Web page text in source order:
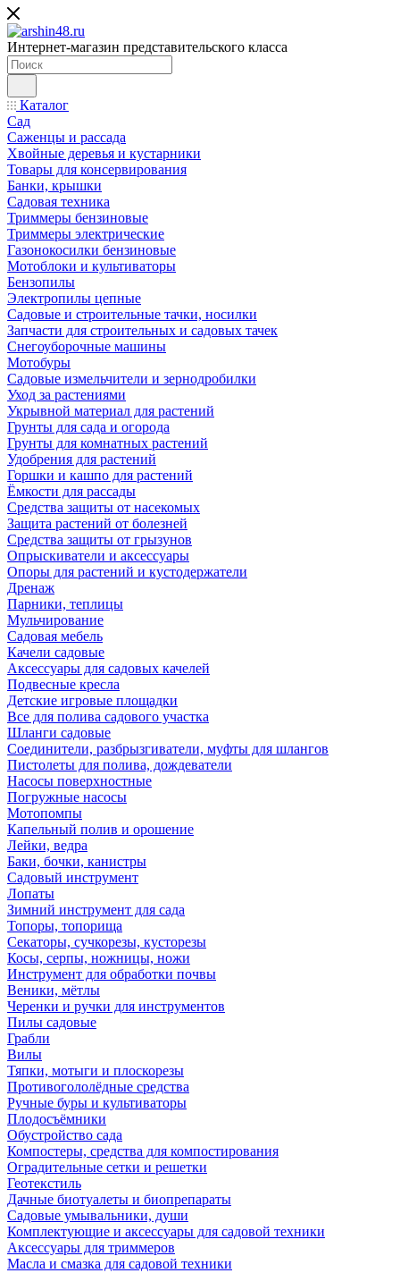
Интернет-магазин представительского класса
Каталог
Сад
Саженцы и рассада
Хвойные деревья и кустарники
Товары для консервирования
Банки, крышки
Садовая техника
Триммеры бензиновые
Триммеры электрические
Газонокосилки бензиновые
Мотоблоки и культиваторы
Бензопилы
Электропилы цепные
Садовые и строительные тачки, носилки
Запчасти для строительных и садовых тачек
Снегоуборочные машины
Мотобуры
Садовые измельчители и зернодробилки
Уход за растениями
Укрывной материал для растений
Грунты для сада и огорода
Грунты для комнатных растений
Удобрения для растений
Горшки и кашпо для растений
Ёмкости для рассады
Средства защиты от насекомых
Защита растений от болезней
Средства защиты от грызунов
Опрыскиватели и аксессуары
Опоры для растений и кустодержатели
Дренаж
Парники, теплицы
Мульчирование
Садовая мебель
Качели садовые
Аксессуары для садовых качелей
Подвесные кресла
Детские игровые площадки
Все для полива садового участка
Шланги садовые
Соединители, разбрызгиватели, муфты для шлангов
Пистолеты для полива, дождеватели
Насосы поверхностные
Погружные насосы
Мотопомпы
Капельный полив и орошение
Лейки, ведра
Баки, бочки, канистры
Садовый инструмент
Лопаты
Зимний инструмент для сада
Топоры, топорища
Секаторы, сучкорезы, кусторезы
Косы, серпы, ножницы, ножи
Инструмент для обработки почвы
Веники, мётлы
Черенки и ручки для инструментов
Пилы садовые
Грабли
Вилы
Тяпки, мотыги и плоскорезы
Противогололёдные средства
Ручные буры и культиваторы
Плодосъёмники
Обустройство сада
Компостеры, средства для компостирования
Оградительные сетки и решетки
Геотекстиль
Дачные биотуалеты и биопрепараты
Садовые умывальники, души
Комплектующие и аксессуары для садовой техники
Аксессуары для триммеров
Масла и смазка для садовой техники